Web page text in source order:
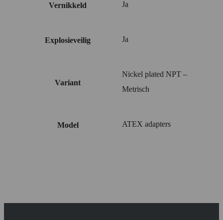
Vernikkeld Ja
Explosieveilig Ja
Variant
Nickel plated NPT –
Metrisch
Model ATEX adapters